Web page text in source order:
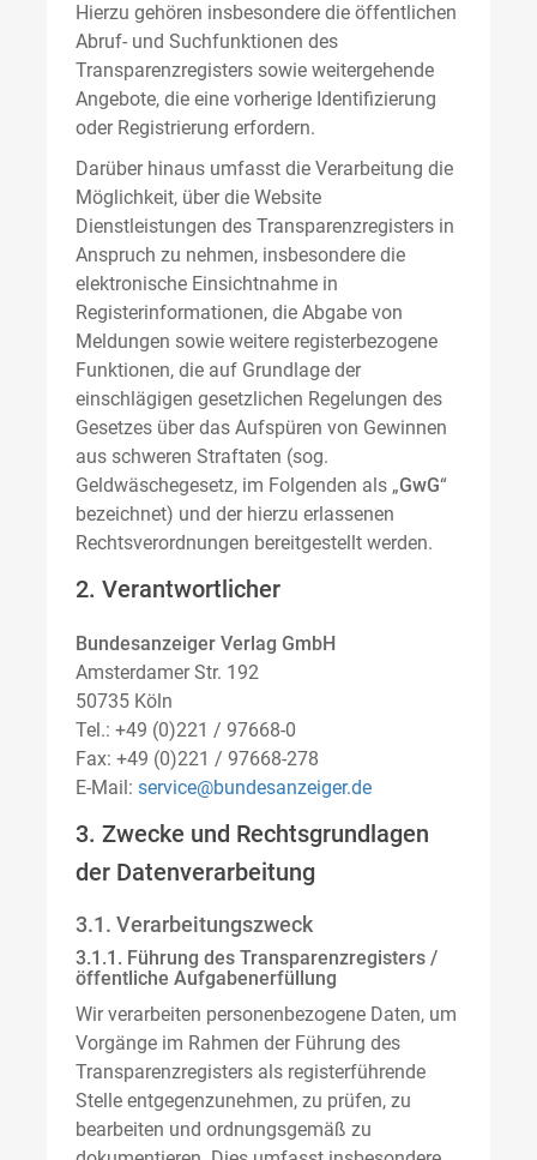
Hierzu gehören insbesondere die öffentlichen
Abruf- und Suchfunktionen des
Transparenzregisters sowie weitergehende
Angebote, die eine vorherige Identifizierung
oder Registrierung erfordern.
Darüber hinaus umfasst die Verarbeitung die
Möglichkeit, über die Website
Dienstleistungen des Transparenzregisters in
Anspruch zu nehmen, insbesondere die
elektronische Einsichtnahme in
Registerinformationen, die Abgabe von
Meldungen sowie weitere registerbezogene
Funktionen, die auf Grundlage der
einschlägigen gesetzlichen Regelungen des
Gesetzes über das Aufspüren von Gewinnen
aus schweren Straftaten (sog.
Geldwäschegesetz, im Folgenden als „GwG“
bezeichnet) und der hierzu erlassenen
Rechtsverordnungen bereitgestellt werden.
2. Verantwortlicher
Bundesanzeiger Verlag GmbH
Amsterdamer Str. 192
50735 Köln
Tel.: +49 (0)221 / 97668-0
Fax: +49 (0)221 / 97668-278
E-Mail: service@bundesanzeiger.de
3. Zwecke und Rechtsgrundlagen
der Datenverarbeitung
3.1. Verarbeitungszweck
3.1.1. Führung des Transparenzregisters /
öffentliche Aufgabenerfüllung
Wir verarbeiten personenbezogene Daten, um
Vorgänge im Rahmen der Führung des
Transparenzregisters als registerführende
Stelle entgegenzunehmen, zu prüfen, zu
bearbeiten und ordnungsgemäß zu